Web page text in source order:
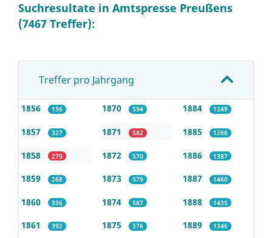
Suchresultate in Amtspresse Preußens
(7467 Treffer):
Treffer pro Jahrgang
1856 156
1857 327
1858 279
1859 268
1860 336
1861 392
1870 594
1871 582
1872 570
1873 579
1874 587
1875 576
1884 1249
1885 1266
1886 1387
1887 1460
1888 1435
1889 1346